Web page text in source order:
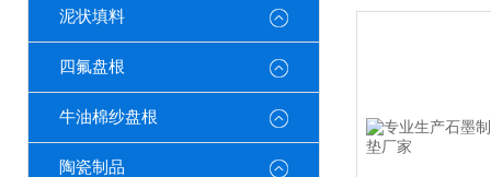
泥状填料
四氟盘根
牛油棉纱盘根
陶瓷制品